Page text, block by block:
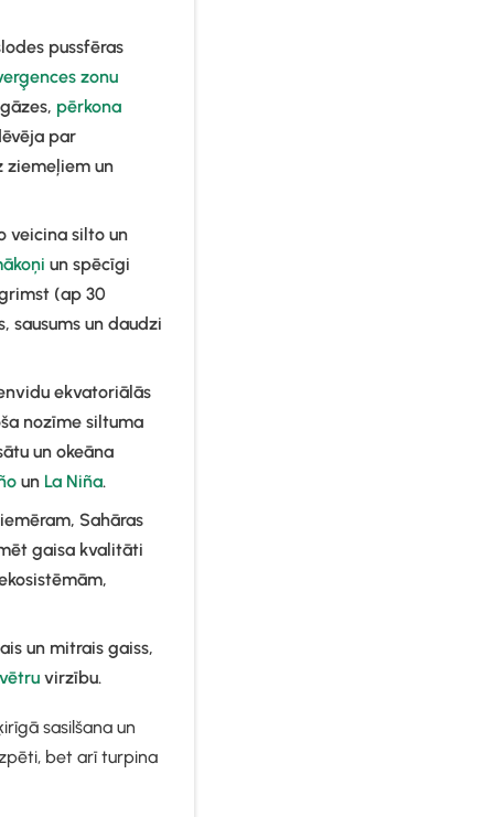
pussfēras
zonu
pērkona
par
ziemeļiem un
veicina silto un
un spēcīgi
(ap 30
sausums un daudzi
ekvatoriālās
nozīme siltuma
un okeāna
un La Niña.
Sahāras
gaisa kvalitāti
un mitrais gaiss,
vētru virzību.
sasilšana un
bet arī turpina